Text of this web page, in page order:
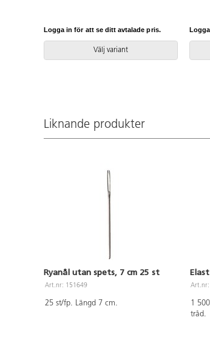
PVC-fri.
Logga in för att se ditt avtalade pris.
Välj variant
Liknande produkter
Ryanål utan spets, 7 cm 25 st
Art.nr: 151649
25 st/fp. Längd 7 cm.
1
tråd.